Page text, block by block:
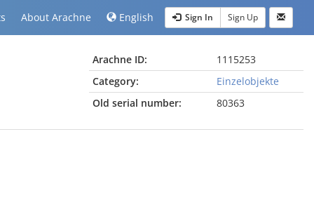
About Arachne English Sign In Sign Up
Arachne ID:
1115253
Category:
Einzelobjekte
Old serial number:
80363